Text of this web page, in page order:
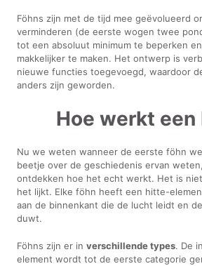
Föhns zijn met de tijd mee geëvolueerd
verminderen (de eerste wogen twee
tot een absoluut minimum te beperken
makkelijker te maken. Het ontwerp is
nieuwe functies toegevoegd, waardoor
anders zijn geworden.
Hoe werkt een
Nu we weten wanneer de eerste föhn
beetje over de geschiedenis ervan
ontdekken hoe het echt werkt. Het is
het lijkt. Elke föhn heeft een hitte-
aan de binnenkant die de lucht leidt en
duwt.
Föhns zijn er inverschillende types. De
element wordt tot de eerste categorie